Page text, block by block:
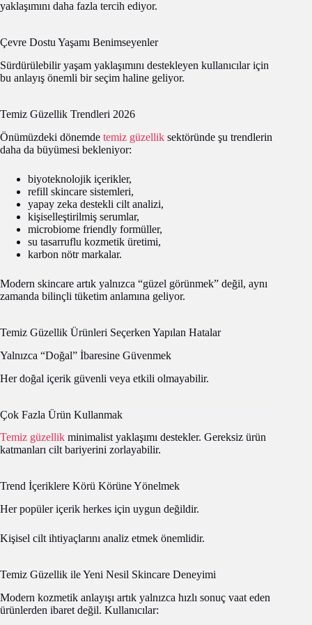
yaklaşımını daha fazla tercih ediyor.
Çevre Dostu Yaşamı Benimseyenler
Sürdürülebilir yaşam yaklaşımını destekleyen kullanıcılar için
bu anlayış önemli bir seçim haline geliyor.
Temiz Güzellik Trendleri 2026
Önümüzdeki dönemde temiz güzellik sektöründe şu trendlerin
daha da büyümesi bekleniyor:
biyoteknolojik içerikler,
refill skincare sistemleri,
yapay zeka destekli cilt analizi,
kişiselleştirilmiş serumlar,
microbiome friendly formüller,
su tasarruflu kozmetik üretimi,
karbon nötr markalar.
Modern skincare artık yalnızca “güzel görünmek” değil, aynı
zamanda bilinçli tüketim anlamına geliyor.
Temiz Güzellik Ürünleri Seçerken Yapılan Hatalar
Yalnızca “Doğal” İbaresine Güvenmek
Her doğal içerik güvenli veya etkili olmayabilir.
Çok Fazla Ürün Kullanmak
Temiz güzellik minimalist yaklaşımı destekler. Gereksiz ürün
katmanları cilt bariyerini zorlayabilir.
Trend İçeriklere Körü Körüne Yönelmek
Her popüler içerik herkes için uygun değildir.
Kişisel cilt ihtiyaçlarını analiz etmek önemlidir.
Temiz Güzellik ile Yeni Nesil Skincare Deneyimi
Modern kozmetik anlayışı artık yalnızca hızlı sonuç vaat eden
ürünlerden ibaret değil. Kullanıcılar: